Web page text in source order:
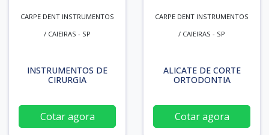
CARPE DENT INSTRUMENTOS
/ CAIEIRAS - SP
INSTRUMENTOS DE
CIRURGIA
Cotar agora
CARPE DENT INSTRUMENTOS
/ CAIEIRAS - SP
ALICATE DE CORTE
ORTODONTIA
Cotar agora